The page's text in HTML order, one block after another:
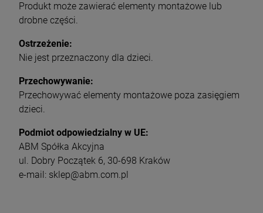
Produkt może zawierać elementy montażowe lub
drobne części.
Ostrzeżenie:
Nie jest przeznaczony dla dzieci.
Przechowywanie:
Przechowywać elementy montażowe poza zasięgiem
dzieci.
Podmiot odpowiedzialny w UE:
ABM Spółka Akcyjna
ul. Dobry Początek 6, 30-698 Kraków
e-mail: sklep@abm.com.pl